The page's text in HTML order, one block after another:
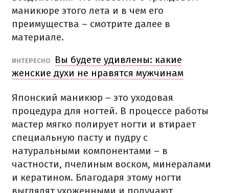
маникюре этого лета и в чем его
преимущества – смотрите далее в
материале.
ИНТЕРЕСНО
Вы будете удивлены: какие
женские духи не нравятся мужчинам
Японский маникюр – это уходовая
процедура для ногтей. В процессе работы
мастер мягко полирует ногти и втирает
специальную пасту и пудру с
натуральными компонентами – в
частности, пчелиным воском, минералами
и кератином. Благодаря этому ногти